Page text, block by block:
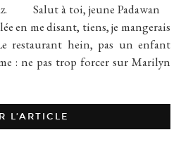
Salut à toi, jeune Padawan
en me disant, tiens, je mangerais
restaurant hein, pas un enfant
: ne pas trop forcer sur Marilyn
L’ARTICLE